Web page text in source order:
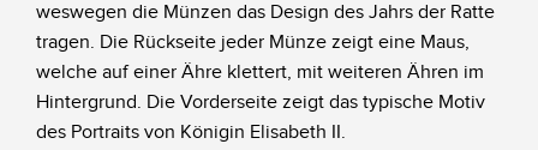
weswegen die Münzen das Design des Jahrs der Ratte
tragen. Die Rückseite jeder Münze zeigt eine Maus,
welche auf einer Ähre klettert, mit weiteren Ähren im
Hintergrund. Die Vorderseite zeigt das typische Motiv
des Portraits von Königin Elisabeth II.